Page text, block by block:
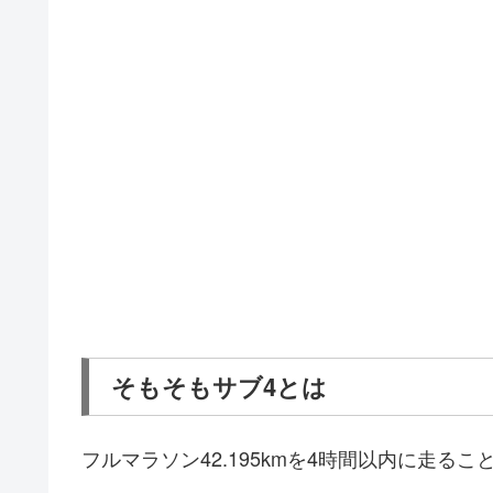
そもそもサブ4とは
フルマラソン42.195kmを4時間以内に走るこ